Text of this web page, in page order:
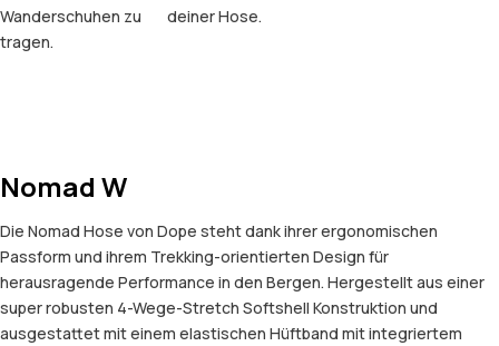
Wanderschuhen zu
tragen.
deiner Hose.
Nomad W
Die Nomad Hose von Dope steht dank ihrer ergonomischen
Passform und ihrem Trekking-orientierten Design für
herausragende Performance in den Bergen. Hergestellt aus einer
super robusten 4-Wege-Stretch Softshell Konstruktion und
ausgestattet mit einem elastischen Hüftband mit integriertem